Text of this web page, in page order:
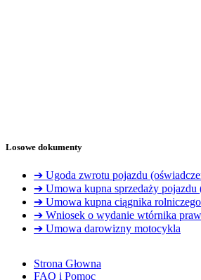
Losowe dokumenty
➔ Ugoda zwrotu pojazdu
➔ Umowa kupna sprzedaży
➔ Umowa kupna ciągnika
➔ Wniosek o wydanie wtórnika
➔ Umowa darowizny motocykla
Strona Głowna
FAQ i Pomoc